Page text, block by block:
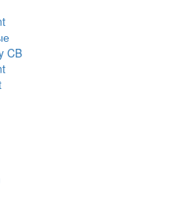
CB